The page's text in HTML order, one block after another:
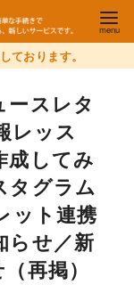
ております。
スレタ
レッス
成してみ
タグラム
ット連携
らせ／新
再掲）